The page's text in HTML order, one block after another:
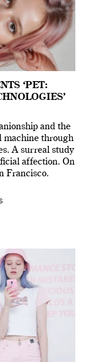
‘PET:
and the
machine through
A surreal study
affection. On
Francisco.